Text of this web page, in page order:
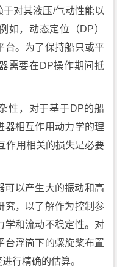
对其液压/气动性能以
如，动态定位（DP）
台。为了保持船只或平
需要在DP操作期间抵
性，对于基于DP的船
器相互作用动力学的理
作用相关的损失是必要
可以产生大的振动和高
究，以了解作为控制参
学和流动不稳定性。对
台浮筒下的螺旋桨布置
行精确的估算。